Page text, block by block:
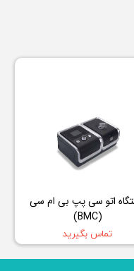
اتو سی پپ بی ام سی
(BMC)
تماس بگیرید